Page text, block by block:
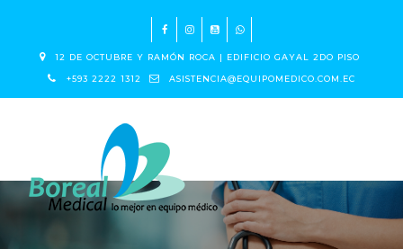
12 DE OCTUBRE Y RAMÓN ROCA | EDIFICIO GAYAL 2DO PISO
+593 2222 1312 ASISTENCIA@EQUIPOMEDICO.COM.EC